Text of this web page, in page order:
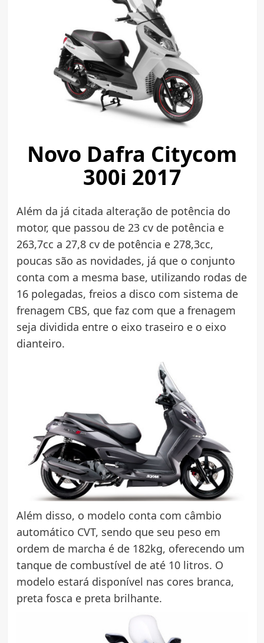
Novo Dafra Citycom
300i 2017
Além da já citada alteração de potência do
motor, que passou de 23 cv de potência e
263,7cc a 27,8 cv de potência e 278,3cc,
poucas são as novidades, já que o conjunto
conta com a mesma base, utilizando rodas de
16 polegadas, freios a disco com sistema de
frenagem CBS, que faz com que a frenagem
seja dividida entre o eixo traseiro e o eixo
dianteiro.
Além disso, o modelo conta com câmbio
automático CVT, sendo que seu peso em
ordem de marcha é de 182kg, oferecendo um
tanque de combustível de até 10 litros. O
modelo estará disponível nas cores branca,
preta fosca e preta brilhante.